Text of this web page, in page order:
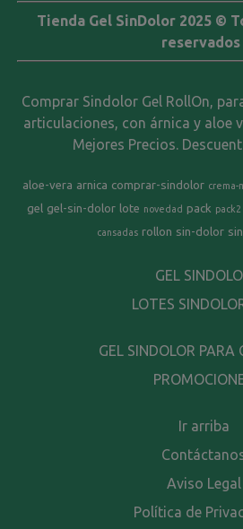
Tienda Gel SinDolor 2025 ©
reservados
Comprar Sindolor Gel RollOn,
articulaciones, con árnica y aloe
Mejores Precios.
aloe-vera arnica comprar-sindolor crema-
gel gel-sin-dolor lote novedad pack pack2
cansadas rollon sin-dolor
GEL
LOTES
GEL SINDOLOR PARA
Ir arriba
Aviso Legal
Política de